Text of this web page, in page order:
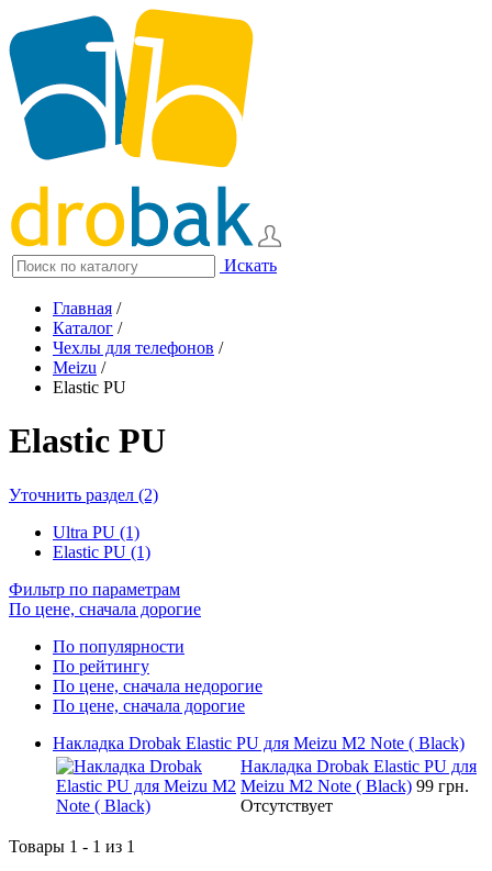
Искать
Главная /
Каталог /
Чехлы для телефонов /
Meizu /
Elastic PU
Elastic PU
Уточнить раздел (2)
Ultra PU (1)
Elastic PU (1)
Фильтр по параметрам
По цене, сначала дорогие
По популярности
По рейтингу
По цене, сначала недорогие
По цене, сначала дорогие
Накладка Drobak Elastic PU для Meizu M2 Note ( Black)
Накладка Drobak Elastic PU для
Meizu M2 Note ( Black) 99 грн.
Отсутствует
Товары 1 - 1 из 1